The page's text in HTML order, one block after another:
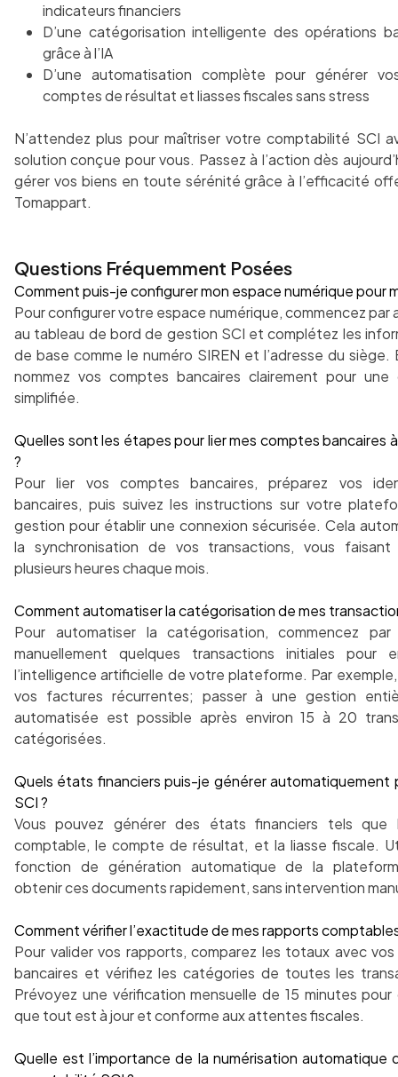
indicateurs financiers
D’une catégorisation intelligente des opérations
grâce à l’IA
D’une automatisation complète pour générer
comptes de résultat et liasses fiscales sans stress
N’attendez plus pour maîtriser votre comptabilité SCI
solution conçue pour vous. Passez à l’action dès
gérer vos biens en toute sérénité grâce à l’efficacité
Tomappart.
Questions Fréquemment Posées
Comment puis-je configurer mon espace numérique pour
Pour configurer votre espace numérique, commencez par
au tableau de bord de gestion SCI et complétez les
de base comme le numéro SIREN et l’adresse du siège.
nommez vos comptes bancaires clairement pour une
simplifiée.
Quelles sont les étapes pour lier mes comptes bancaires
?
Pour lier vos comptes bancaires, préparez vos
bancaires, puis suivez les instructions sur votre
gestion pour établir une connexion sécurisée. Cela
la synchronisation de vos transactions, vous faisant
plusieurs heures chaque mois.
Comment automatiser la catégorisation de mes
Pour automatiser la catégorisation, commencez par
manuellement quelques transactions initiales pour
l’intelligence artificielle de votre plateforme. Par
vos factures récurrentes; passer à une gestion
automatisée est possible après environ 15 à 20
catégorisées.
Quels états financiers puis-je générer automatiquement
SCI ?
Vous pouvez générer des états financiers tels que
comptable, le compte de résultat, et la liasse fiscale.
fonction de génération automatique de la
obtenir ces documents rapidement, sans intervention
Comment vérifier l’exactitude de mes rapports
Pour valider vos rapports, comparez les totaux avec
bancaires et vérifiez les catégories de toutes les
Prévoyez une vérification mensuelle de 15 minutes pour
que tout est à jour et conforme aux attentes fiscales.
Quelle est l’importance de la numérisation automatique